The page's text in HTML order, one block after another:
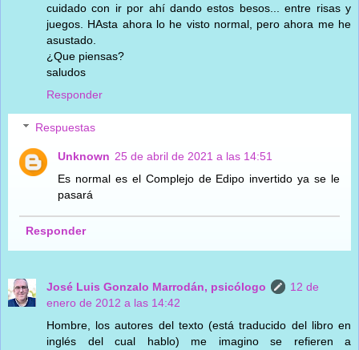
cuidado con ir por ahí dando estos besos... entre risas y
juegos. HAsta ahora lo he visto normal, pero ahora me he
asustado.
¿Que piensas?
saludos
Responder
Respuestas
Unknown 25 de abril de 2021 a las 14:51
Es normal es el Complejo de Edipo invertido ya se le
pasará
Responder
José Luis Gonzalo Marrodán, psicólogo
12 de
enero de 2012 a las 14:42
Hombre, los autores del texto (está traducido del libro en
inglés del cual hablo) me imagino se refieren a